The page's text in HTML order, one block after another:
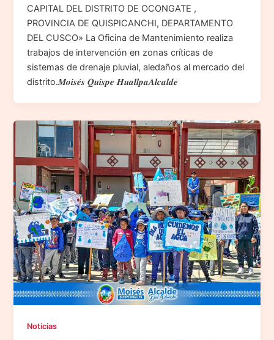
CAPITAL DEL DISTRITO DE OCONGATE ,
PROVINCIA DE QUISPICANCHI, DEPARTAMENTO
DEL CUSCO» La Oficina de Mantenimiento realiza
trabajos de intervención en zonas críticas de
sistemas de drenaje pluvial, aledaños al mercado del
distrito.𝑴𝒐𝒊𝒔𝒆́𝒔 𝑸𝒖𝒊𝒔𝒑𝒆 𝑯𝒖𝒂𝒍𝒍𝒑𝒂𝑨𝒍𝒄𝒂𝒍𝒅𝒆
Noticias